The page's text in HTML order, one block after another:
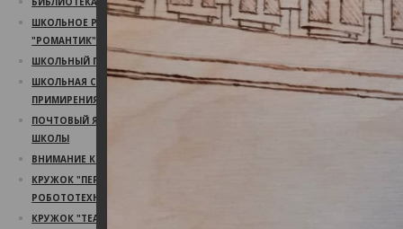
ШКОЛЬНОЕ РАДИО
"РОМАНТИК"
ШКОЛЬНЫЙ ПСИХОЛОГ
ШКОЛЬНАЯ СЛУЖБА
ПРИМИРЕНИЯ
ПОЧТОВЫЙ ЯЩИК
ШКОЛЫ
ВНИМАНИЕ КОНКУРС!
КРУЖОК "ПЕРВЫЙ ШАГ В
РОБОТОТЕХНИКУ"
КРУЖОК "ТЕАТРАЛЬНЫЙ